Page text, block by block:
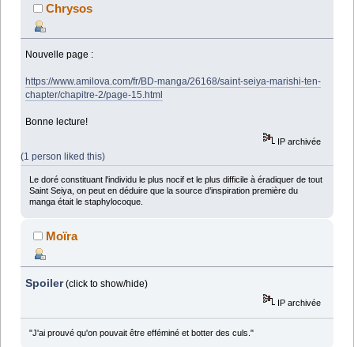
Chrysos
Nouvelle page :
https://www.amilova.com/fr/BD-manga/26168/saint-seiya-marishi-ten-
chapter/chapitre-2/page-15.html
Bonne lecture!
IP archivée
(1 person liked this)
Le doré constituant l'individu le plus nocif et le plus difficile à éradiquer de tout
Saint Seiya, on peut en déduire que la source d’inspiration première du
manga était le staphylocoque.
Moïra
Spoiler(click to show/hide)
IP archivée
"J'ai prouvé qu'on pouvait être efféminé et botter des culs."